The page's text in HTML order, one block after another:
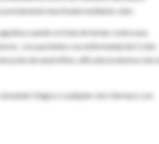
inactivada mediante calor.
cuando se trata de luchar contra una
. Los pacientes con enfermedad de Crohn
de neutrófilos, dificulta la destrucción
Viagra o cualquier otro fármaco con